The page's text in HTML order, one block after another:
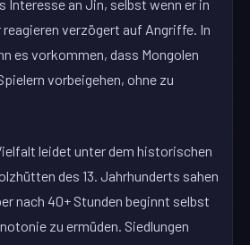
Interesse an Jin, selbst wenn er in
verzögert auf Angriffe. In
es vorkommen, dass Mongolen
vorbeigehen, ohne zu
leidet unter dem historischen
des 13. Jahrhunderts sahen
nach 40+ Stunden beginnt selbst
zu ermüden. Siedlungen